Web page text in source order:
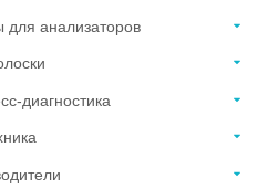
для анализаторов
диагностика